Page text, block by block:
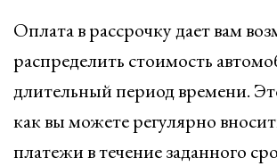
Оплата в рассрочку дает вам
распределить стоимость
длительный период времени.
как вы можете регулярно
платежи в течение заданного